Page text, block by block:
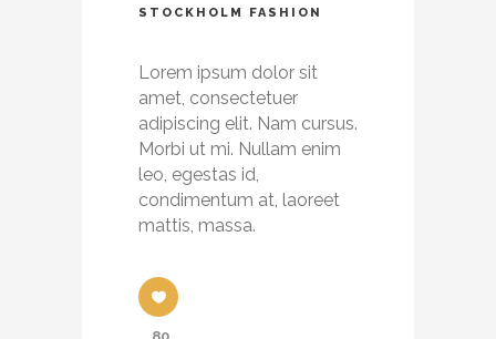
STOCKHOLM FASHION
Lorem ipsum dolor sit
amet, consectetuer
adipiscing elit. Nam cursus.
Morbi ut mi. Nullam enim
leo, egestas id,
condimentum at, laoreet
mattis, massa.